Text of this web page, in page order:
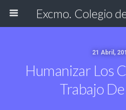
21 Abril,
Humanizar Los
Trabajo